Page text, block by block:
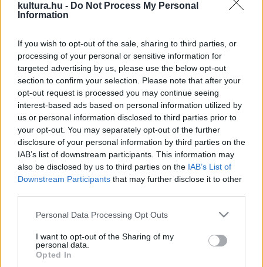
kultura.hu - Do Not Process My Personal
Information
If you wish to opt-out of the sale, sharing to third parties, or
processing of your personal or sensitive information for
targeted advertising by us, please use the below opt-out
section to confirm your selection. Please note that after your
opt-out request is processed you may continue seeing
interest-based ads based on personal information utilized by
us or personal information disclosed to third parties prior to
your opt-out. You may separately opt-out of the further
disclosure of your personal information by third parties on the
IAB’s list of downstream participants. This information may
also be disclosed by us to third parties on the IAB’s List of
Downstream Participants that may further disclose it to other
Please note that this website/app uses one or more Google
not limited to your visit or usage behaviour. You may click to
grant or deny consent to Google and its third-party tags to
use your data for below specified purposes in below Google
Personal Data Processing Opt Outs
I want to opt-out of the Sharing of my
personal data.
Opted In
mezőtúri római katolikus templomban adnak koncertet. Ezt
követően augusztus 12-én a Tiszai hajósok terén a Neoton
Famíliával játszik együtt a szimfonikus zenekar, a karmesteri
pálcát ez alkalommal Veér Bertalan, a szimfonikus zenekar
hegedűse veszi a kezébe. A koncert előtt egy úszógumi-
performansz várja a gyerekeket. A Neoton Famíliával közös
koncertet megismétlik Törökszentmiklóson is augusztus 18-
án. A fesztivál történetében először gyermekműsorral is
készülnek a szervezők: augusztus 18-án aLúdas Matyivárja
és hangszersimogatón is részt vehetnek.